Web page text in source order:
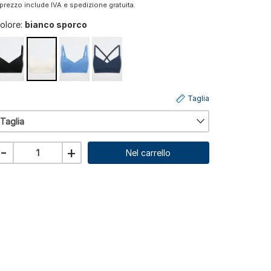
include IVA e spedizione gratuita.
bianco sporco
Taglia
Taglia
- + Nel carrello